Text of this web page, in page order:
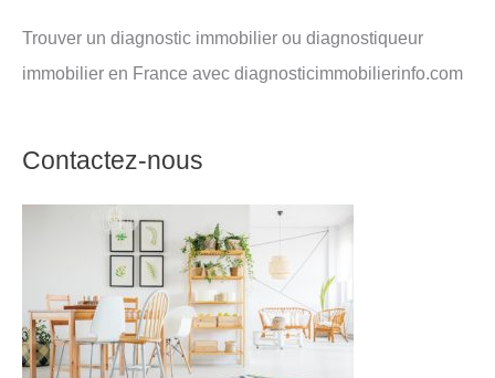
Trouver un diagnostic immobilier ou diagnostiqueur
immobilier en France avec diagnosticimmobilierinfo.com
Contactez-nous